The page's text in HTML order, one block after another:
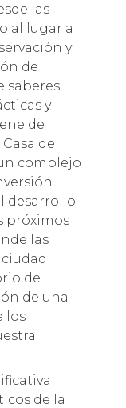
las
al lugar a
y
de
y
de
de
complejo
desarrollo
próximos
las
de
de una
los
de la